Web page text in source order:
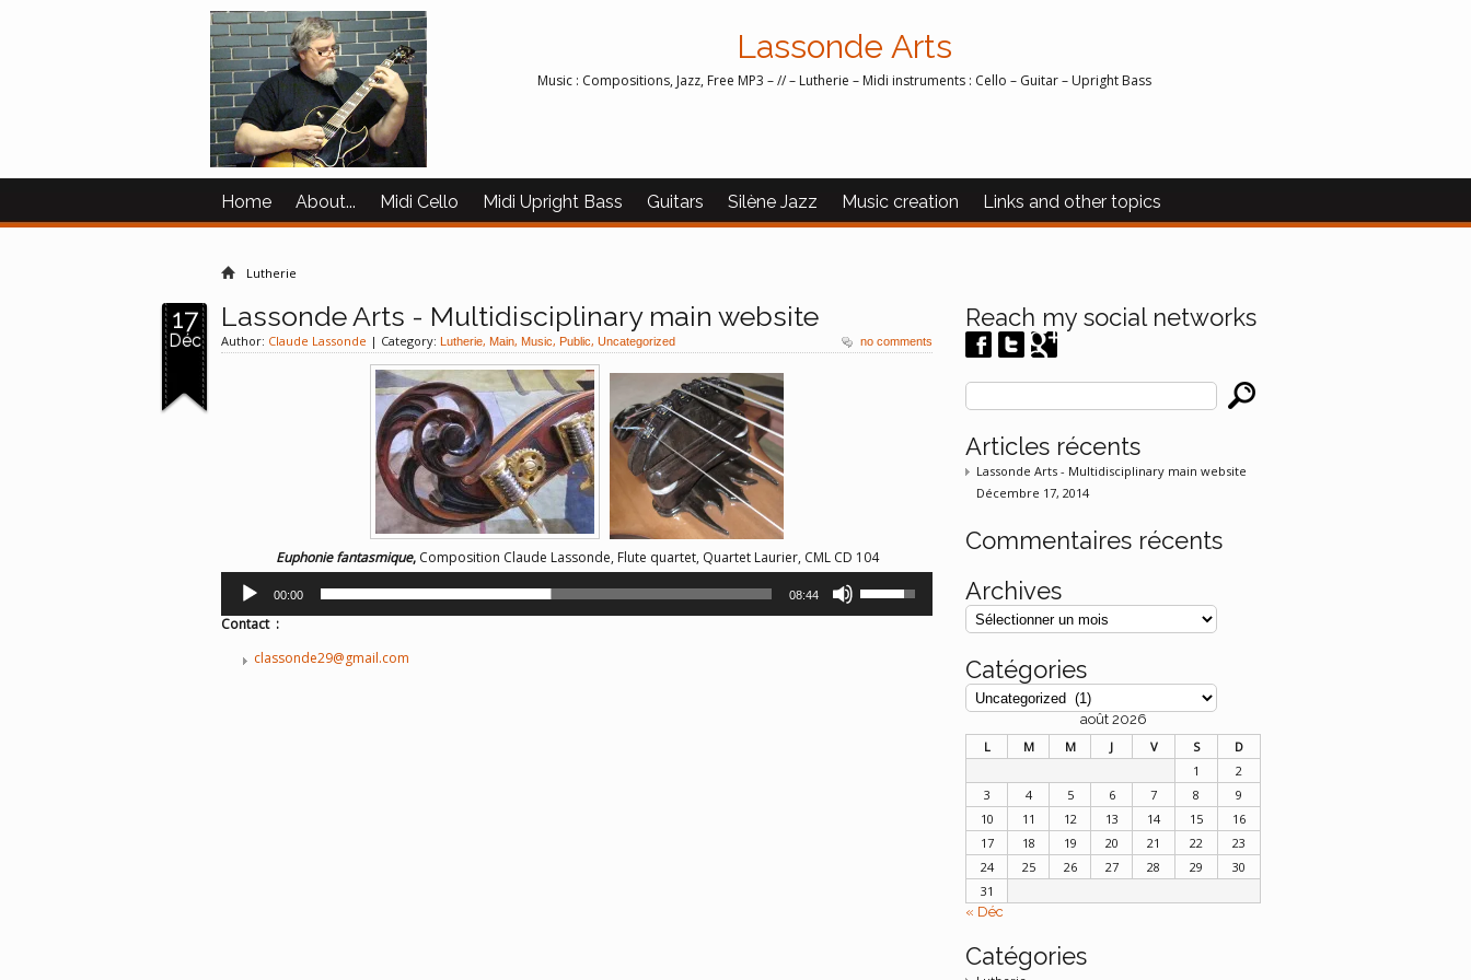
Lassonde Arts
Music : Compositions, Jazz, Free MP3 – // – Lutherie – Midi instruments : Cello – Guitar – Upright Bass
Home About... Midi Cello Midi Upright Bass Guitars Silène Jazz Music creation Links and other topics
Lutherie
17
Déc
Lassonde Arts - Multidisciplinary main website
Author: Claude Lassonde | Category: Lutherie, Main, Music, Public, Uncategorized no comments
Euphonie fantasmique, Composition Claude Lassonde, Flute quartet, Quartet Laurier, CML CD 104
Lecteur
audio
00:00 08:44
les
flèches
Contact :
classonde29@gmail.com
Reach my social networks
Articles récents
Lassonde Arts - Multidisciplinary main website
Décembre 17, 2014
Commentaires récents
Archives
Catégories
août 2026
L
M M J V S
D
1
2
3
4 5 6 7 8
9
10
11 12 13 14 15
16
17
18 19 20 21 22
23
24
25 26 27 28 29
30
31
« Déc
Catégories